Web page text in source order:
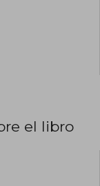
el libro